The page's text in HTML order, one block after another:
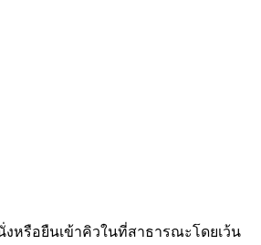
หรือยืนเข้าคิวในที่สาธารณะโดยเว้น